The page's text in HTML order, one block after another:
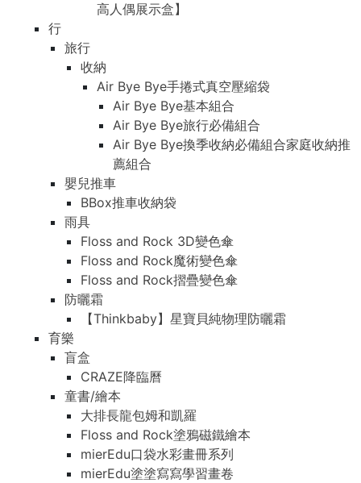
高人偶展示盒】
行
旅行
收納
Air Bye Bye手捲式真空壓縮袋
Air Bye Bye基本組合
Air Bye Bye旅行必備組合
Air Bye Bye換季收納必備組合家庭收納推
薦組合
嬰兒推車
BBox推車收納袋
雨具
Floss and Rock 3D變色傘
Floss and Rock魔術變色傘
Floss and Rock摺疊變色傘
防曬霜
【Thinkbaby】星寶貝純物理防曬霜
育樂
盲盒
CRAZE降臨曆
童書/繪本
大排長龍包姆和凱羅
Floss and Rock塗鴉磁鐵繪本
mierEdu口袋水彩畫冊系列
mierEdu塗塗寫寫學習畫卷